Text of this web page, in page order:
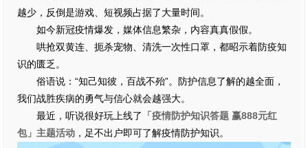
越少，反倒是游戏、短视频占据了大量时间。
如今新冠疫情爆发，媒体信息繁杂，内容真真假假。
哄抢双黄连、扼杀宠物、清洗一次性口罩，都昭示着防疫知
识的匮乏。
俗语说：“知己知彼，百战不殆”。防护信息了解的越全面，
我们战胜疾病的勇气与信心就会越强大。
最近，听说很好玩上线了
「疫情防护知识答题 赢888元红
包」主题活动 ，足不出户即可了解疫情防护知识。